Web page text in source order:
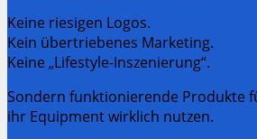
Keine riesigen Logos.
Kein übertriebenes Marketing.
Keine „Lifestyle-Inszenierung“.
Sondern funktionierende Produkte
ihr Equipment wirklich nutzen.